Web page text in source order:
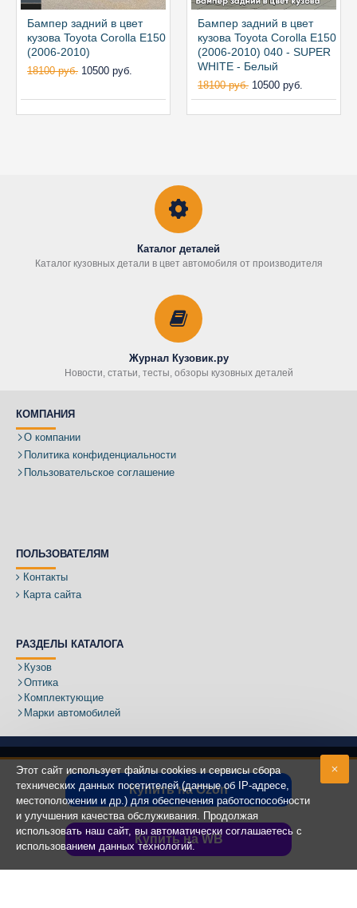
Купить на Ozon
Купить на WB
Бампер задний в цвет
кузова Toyota Corolla E150
(2006-2010)
18100 руб. 10500 руб.
Бампер задний в цвет
кузова Toyota Corolla E150
(2006-2010) 040 - SUPER
WHITE - Белый
18100 руб. 10500 руб.
Каталог деталей
Каталог кузовных детали в цвет автомобиля от производителя
Журнал Кузовик.ру
Новости, статьи, тесты, обзоры кузовных деталей
КОМПАНИЯ
О компании
Политика конфиденциальности
Пользовательское соглашение
ПОЛЬЗОВАТЕЛЯМ
Контакты
Карта сайта
РАЗДЕЛЫ КАТАЛОГА
Кузов
Оптика
Комплектующие
Марки автомобилей
Адрес:
Copyright ©2020 - 2025КУЗОВИК.РУ
Этот сайт использует файлы cookies и сервисы сбора
технических данных посетителей (данные об IP-адресе,
местоположении и др.) для обеспечения работоспособности
и улучшения качества обслуживания. Продолжая
использовать наш сайт, вы автоматически соглашаетесь с
использованием данных технологий.